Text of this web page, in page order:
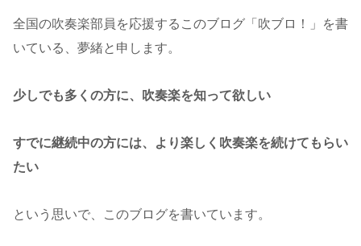
全国の吹奏楽部員を応援するこのブログ「吹ブロ！」を書
いている、夢緒と申します。
少しでも多くの方に、吹奏楽を知って欲しい
すでに継続中の方には、より楽しく吹奏楽を続けてもらい
たい
という思いで、このブログを書いています。